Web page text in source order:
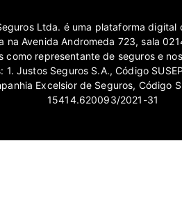
Ltda. é uma plataforma
Avenida Andromeda 723, sala
como representante de seguros e
Justos Seguros S.A., Código
Excelsior de Seguros, Código
15414.620093/2021-31